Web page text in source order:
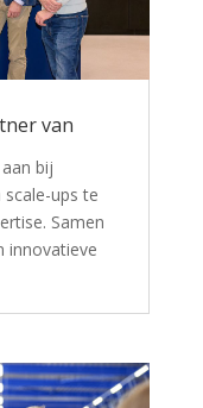
van
bij
ups te
Samen
innovatieve